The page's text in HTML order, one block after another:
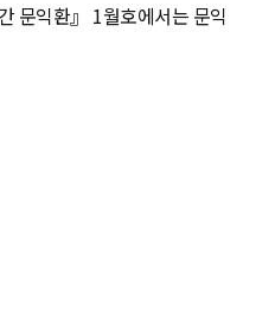
문익환』 1월호에서는 문익